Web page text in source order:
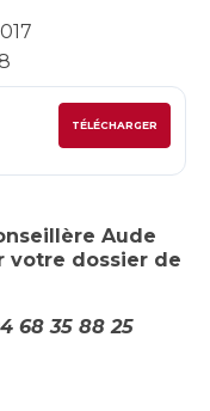
TÉLÉCHARGER
Aude
votre dossier de
68 35 88 25